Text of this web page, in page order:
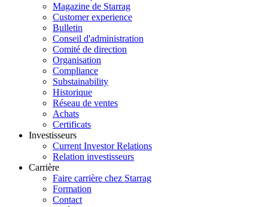
Magazine de Starrag
Customer experience
Bulletin
Conseil d'administration
Comité de direction
Organisation
Compliance
Substainability
Historique
Réseau de ventes
Achats
Certificats
Investisseurs
Current Investor Relations
Relation investisseurs
Carrière
Faire carrière chez Starrag
Formation
Contact